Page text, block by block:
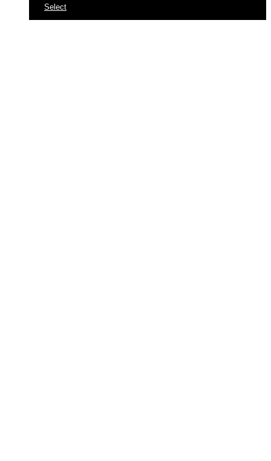
Select